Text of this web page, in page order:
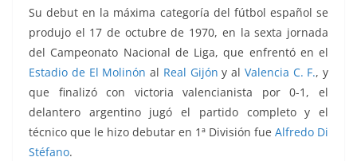
Su debut en la máxima categoría del fútbol español se
produjo el 17 de octubre de 1970, en la sexta jornada
del Campeonato Nacional de Liga, que enfrentó en el
Estadio de El Molinón al Real Gijón y al Valencia C. F., y
que finalizó con victoria valencianista por 0-1, el
delantero argentino jugó el partido completo y el
técnico que le hizo debutar en 1ª División fue Alfredo Di
Stéfano.